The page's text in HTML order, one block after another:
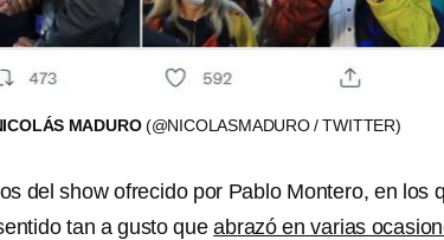
MADURO(@NICOLASMADURO / TWITTER)
del show ofrecido por Pablo Montero, en los
tan a gusto queabrazó en varias